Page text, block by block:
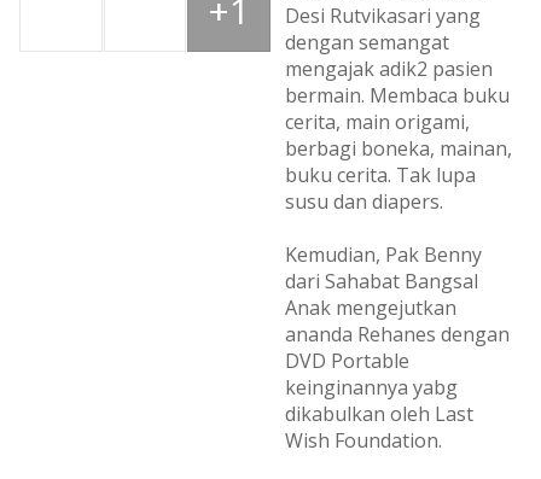
Desi Rutvikasari yang
dengan semangat
mengajak adik2 pasien
bermain. Membaca buku
cerita, main origami,
berbagi boneka, mainan,
buku cerita. Tak lupa
susu dan diapers.
Kemudian, Pak Benny
dari Sahabat Bangsal
Anak mengejutkan
ananda Rehanes dengan
DVD Portable
keinginannya yabg
dikabulkan oleh Last
Wish Foundation.